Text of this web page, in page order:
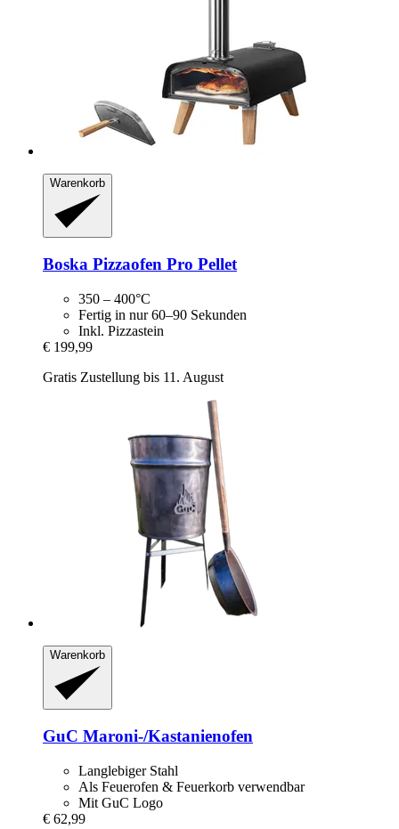
Warenkorb
Boska Pizzaofen Pro Pellet
350 – 400°C
Fertig in nur 60–90 Sekunden
Inkl. Pizzastein
€ 199,99
Gratis Zustellung bis 11. August
Warenkorb
GuC Maroni-​/Kastanienofen
Langlebiger Stahl
Als Feuerofen & Feuerkorb verwendbar
Mit GuC Logo
€ 62,99